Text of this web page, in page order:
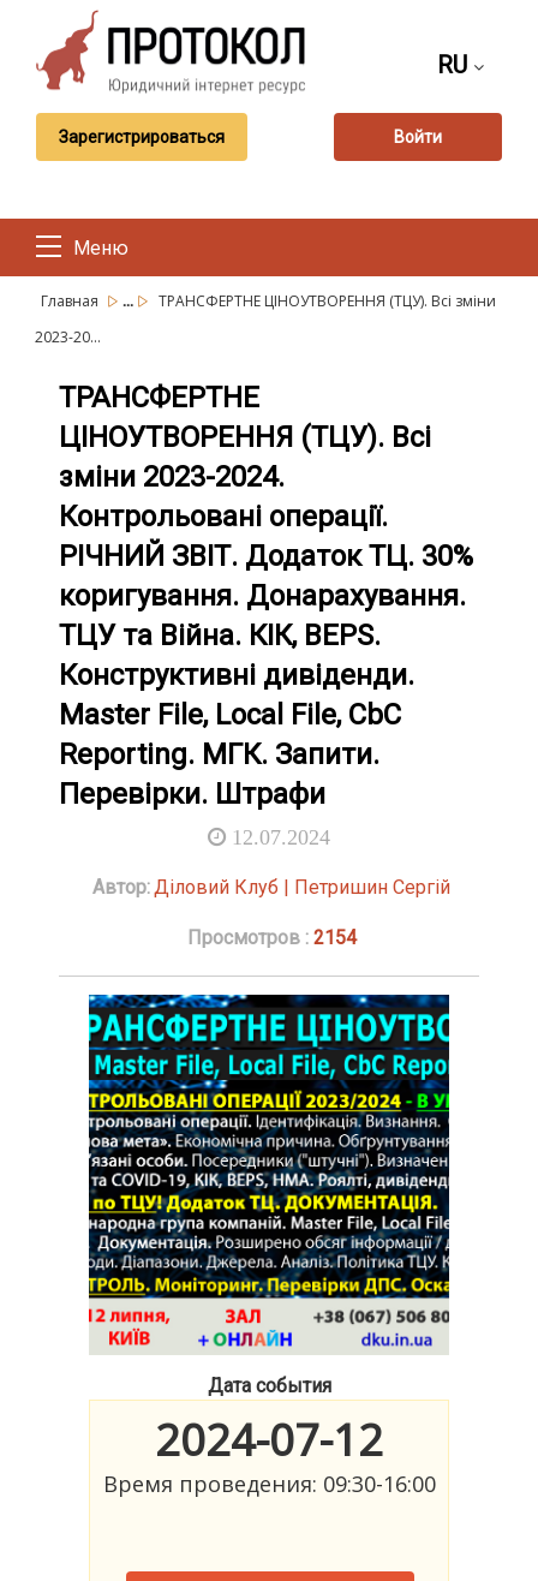
RU
Зарегистрироваться Войти
Меню
Главная ...
ТРАНСФЕРТНЕ ЦІНОУТВОРЕННЯ (ТЦУ). Всі зміни
2023-20...
ТРАНСФЕРТНЕ
ЦІНОУТВОРЕННЯ (ТЦУ). Всі
зміни 2023-2024.
Контрольовані операції.
РІЧНИЙ ЗВІТ. Додаток ТЦ. 30%
коригування. Донарахування.
ТЦУ та Війна. КІК, BEPS.
Конструктивні дивіденди.
Master File, Local File, CbC
Reporting. МГК. Запити.
Перевірки. Штрафи
12.07.2024
Автор:Діловий Клуб | Петришин Сергій
Просмотров : 2154
Дата события
2024-07-12
Время проведения: 09:30-16:00